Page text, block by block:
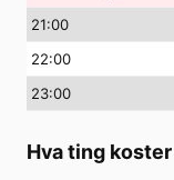
21:00
22:00
23:00
Hva ting